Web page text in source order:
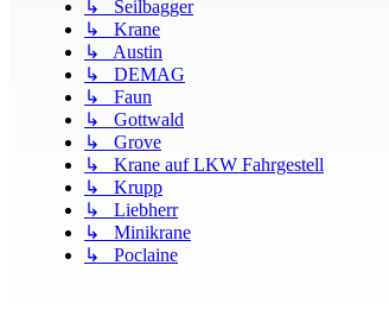
↳ Seilbagger
↳ Krane
↳ Austin
↳ DEMAG
↳ Faun
↳ Gottwald
↳ Grove
↳ Krane auf LKW Fahrgestell
↳ Krupp
↳ Liebherr
↳ Minikrane
↳ Poclaine